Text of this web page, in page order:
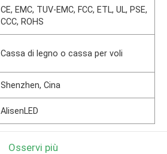
CE, EMC, TUV-EMC, FCC, ETL, UL, PSE,
CCC, ROHS
Cassa di legno o cassa per voli
Shenzhen, Cina
AlisenLED
Osservi più